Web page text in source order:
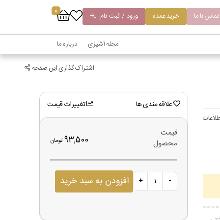
تماس با ما خرید عمده ورود / ثبت نام
0
مجله آشپزی درباره ما
اشتراک گذاری این صفحه
علاقه مندی ها تغییرات قیمت
قیمت
محصول
93,500تومان
افزودن به سبد خرید